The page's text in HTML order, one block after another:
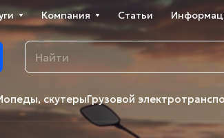
Компания Статьи
скутерыГрузовой